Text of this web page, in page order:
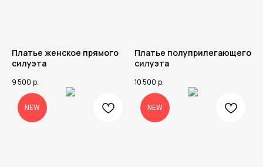
Платье женское прямого
силуэта
9 500 р.
Платье полуприлегающего
силуэта
10 500 р.
NEW NEW